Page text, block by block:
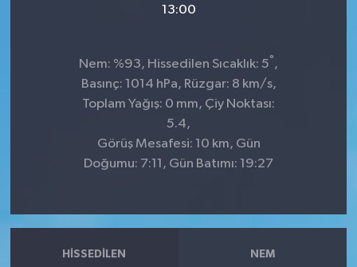
13:00
Nem: %93, Hissedilen Sıcaklık: 5° ,
Basınç: 1014 hPa, Rüzgar: 8 km/s,
Toplam Yağış: 0 mm, Çiy Noktası:
5.4,
Görüş Mesafesi: 10 km, Gün
Doğumu: 7:11, Gün Batımı: 19:27
HISSEDILEN NEM